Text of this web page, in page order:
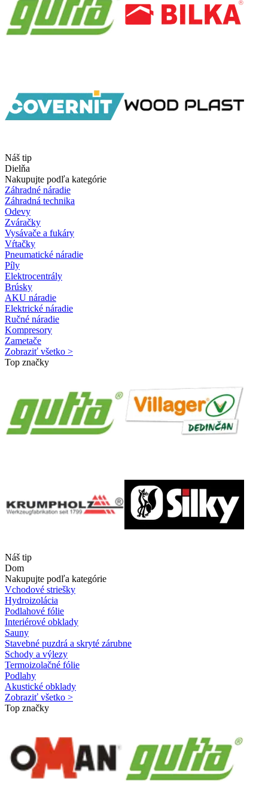
Náš tip
Dielňa
Nakupujte podľa kategórie
Záhradné náradie
Záhradná technika
Odevy
Zváračky
Vysávače a fukáry
Vŕtačky
Pneumatické náradie
Píly
Elektrocentrály
Brúsky
AKU náradie
Elektrické náradie
Ručné náradie
Kompresory
Zametače
Zobraziť všetko >
Top značky
Náš tip
Dom
Nakupujte podľa kategórie
Vchodové striešky
Hydroizolácia
Podlahové fólie
Interiérové obklady
Sauny
Stavebné puzdrá a skryté zárubne
Schody a výlezy
Termoizolačné fólie
Podlahy
Akustické obklady
Zobraziť všetko >
Top značky